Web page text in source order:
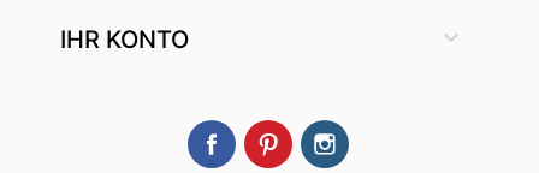
IHR KONTO 
FacebookPinterest